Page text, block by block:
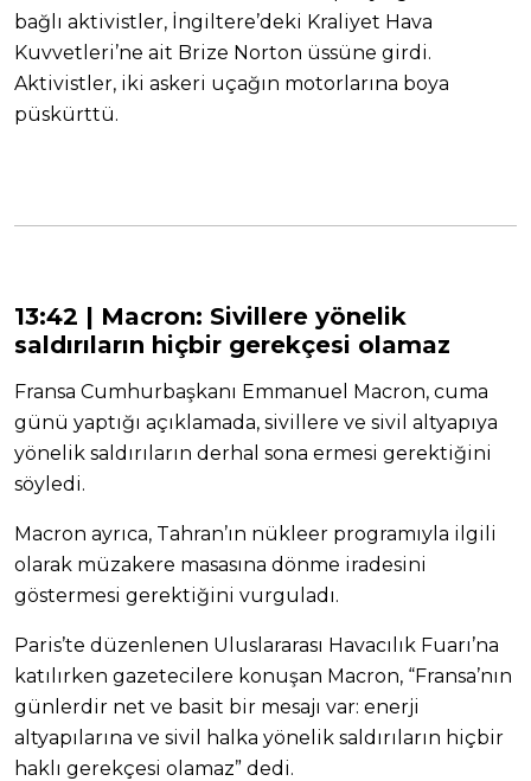
bağlı aktivistler, İngiltere’deki Kraliyet Hava
Kuvvetleri’ne ait Brize Norton üssüne girdi.
Aktivistler, iki askeri uçağın motorlarına boya
püskürttü.
13:42 | Macron: Sivillere yönelik
saldırıların hiçbir gerekçesi olamaz
Fransa Cumhurbaşkanı Emmanuel Macron, cuma
günü yaptığı açıklamada, sivillere ve sivil altyapıya
yönelik saldırıların derhal sona ermesi gerektiğini
söyledi.
Macron ayrıca, Tahran’ın nükleer programıyla ilgili
olarak müzakere masasına dönme iradesini
göstermesi gerektiğini vurguladı.
Paris’te düzenlenen Uluslararası Havacılık Fuarı’na
katılırken gazetecilere konuşan Macron, “Fransa’nın
günlerdir net ve basit bir mesajı var: enerji
altyapılarına ve sivil halka yönelik saldırıların hiçbir
haklı gerekçesi olamaz” dedi.